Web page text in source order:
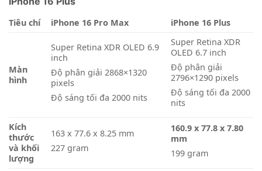
Tiêu chí iPhone 16 Pro Max iPhone 16 Plus
Màn
hình
Super Retina XDR OLED 6.9
inch
Độ phân giải 2868×1320
pixels
Độ sáng tối đa 2000 nits
Super Retina XDR
OLED 6.7 inch
Độ phân giải
2796×1290 pixels
Độ sáng tối đa 2000
nits
Kích
thước
và khối
lượng
163 x 77.6 x 8.25 mm
227 gram
160.9 x 77.8 x 7.80
mm
199 gram